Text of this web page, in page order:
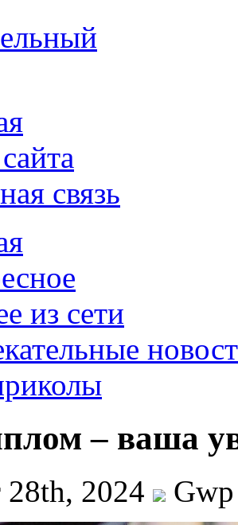
связь
из сети
– ваша
28th, 2024 Gwp